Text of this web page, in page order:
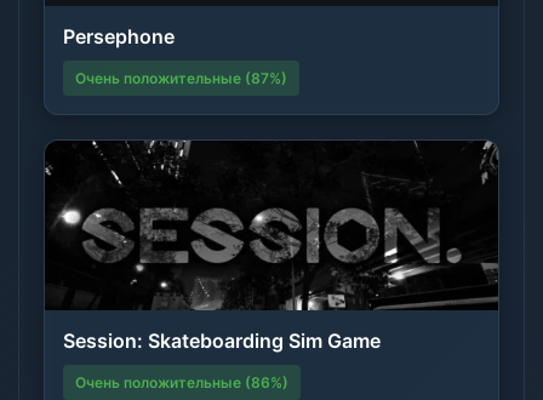
Persephone
Очень положительные (87%)
Session: Skateboarding Sim Game
Очень положительные (86%)